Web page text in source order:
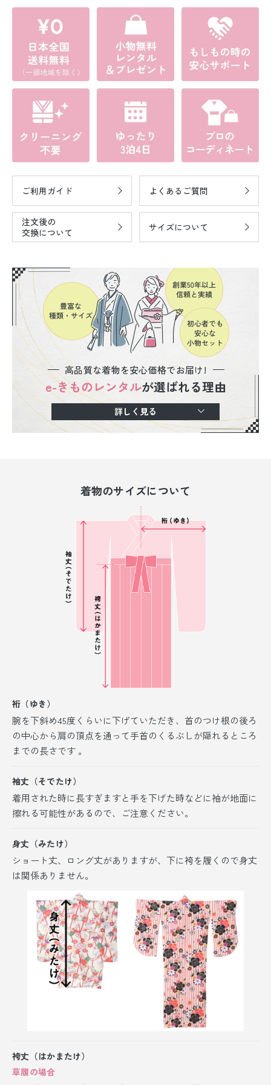
ご利用ガイド よくあるご質問
注文後の
交換について
サイズについて
高品質な着物を安心価格でお届け!
e-きものレンタルが選ばれる理由
詳しく見る
着物のサイズについて
裄（ゆき）
腕を下斜め45度くらいに下げていただき、首のつけ根の後ろ
の中心から肩の頂点を通って手首のくるぶしが隠れるところ
までの長さです 。
袖丈（そでたけ）
着用された時に長すぎますと手を下げた時などに袖が地面に
擦れる可能性があるので、ご注意ください。
身丈（みたけ）
ショート丈、ロング丈がありますが、 下に袴を履くので身丈
は関係ありません。
袴丈（はかまたけ）
草履の場合